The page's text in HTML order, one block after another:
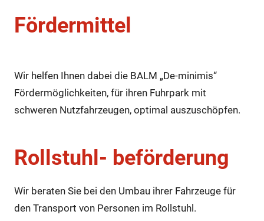
Fördermittel
Wir helfen Ihnen dabei die BALM „De-minimis“
Fördermöglichkeiten, für ihren Fuhrpark mit
schweren Nutzfahrzeugen, optimal auszuschöpfen.
Rollstuhl- beförderung
Wir beraten Sie bei den Umbau ihrer Fahrzeuge für
den Transport von Personen im Rollstuhl.